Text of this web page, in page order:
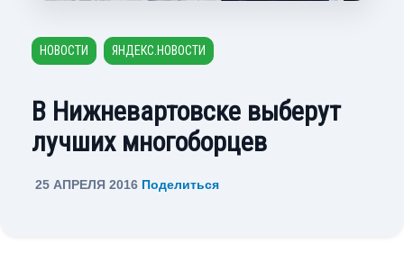
НОВОСТИ ЯНДЕКС.НОВОСТИ
В Нижневартовске выберут
лучших многоборцев
25 АПРЕЛЯ 2016 Поделиться